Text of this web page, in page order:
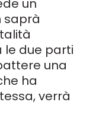
saprà
le due parti
una
ha
verrà